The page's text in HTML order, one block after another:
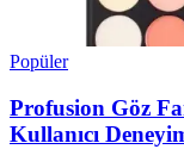
Popüler
Profusion Göz
Kullanıcı